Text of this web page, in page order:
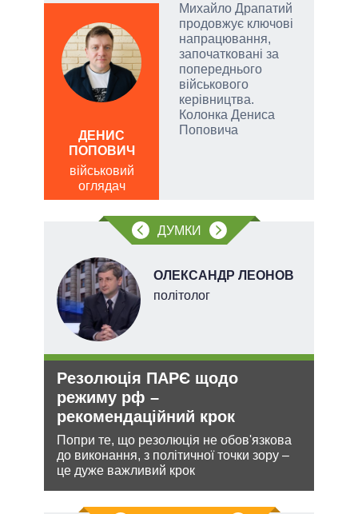
Михайло Драпатий
продовжує ключові
напрацювання,
започатковані за
попереднього
військового
керівництва.
Колонка Дениса
Поповича
ДЕНИС
ПОПОВИЧ
військовий
оглядач
ДУМКИ
ОЛЕКСАНДР ЛЕОНОВ
політолог
Резолюція ПАРЄ щодо
режиму рф –
рекомендаційний крок
Попри те, що резолюція не обов'язкова
до виконання, з політичної точки зору –
це дуже важливий крок